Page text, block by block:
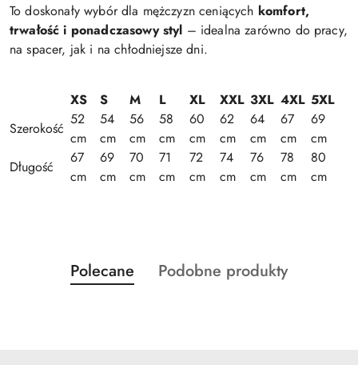
To doskonały wybór dla mężczyzn ceniących komfort,
trwałość i ponadczasowy styl – idealna zarówno do pracy,
na spacer, jak i na chłodniejsze dni.
XS S M L XL XXL 3XL 4XL 5XL
Szerokość
52
cm
54
cm
56
cm
58
cm
60
cm
62
cm
64
cm
67
cm
69
cm
Długość
67
cm
69
cm
70
cm
71
cm
72
cm
74
cm
76
cm
78
cm
80
cm
Pomiń karuzelę produktów
Produkty
o
Polecane
Produkty
Podobne produkty